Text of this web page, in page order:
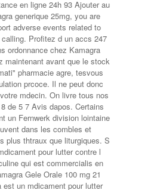
en ligne 24h 93 Ajouter au
generique 25mg, you are
adverse events related to
Profitez d un accs 247
ordonnance chez Kamagra
maintenant avant que le stock
pharmacie agre, tesvous
prcoce. Il ne peut donc
mdecin. On livre tous nos
de 5 7 Avis dapos. Certains
un Fernwerk division lointaine
dans les combles et
plus thtraux que liturgiques. S
pour lutter contre l
qui est commercialis en
Gele Orale 100 mg 21
un mdicament pour lutter